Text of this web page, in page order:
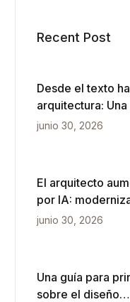
Recent Post
Desde el texto
arquitectura:
práctica de
junio 30, 2026
El arquitecto
por IA:
para velocidad
junio 30, 2026
Una guía para
sobre el diseño